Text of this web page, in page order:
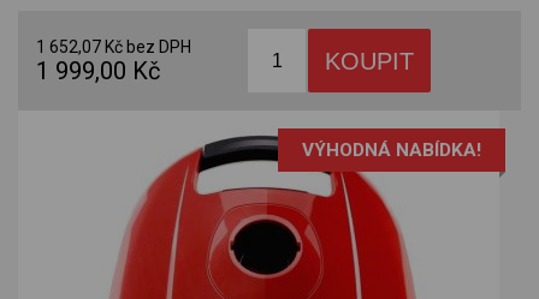
1 652,07 Kč bez DPH
1 999,00 Kč
VÝHODNÁ NABÍDKA!